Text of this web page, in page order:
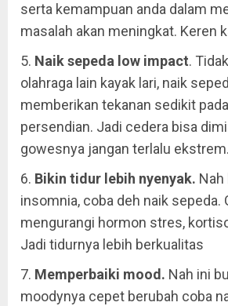
serta kemampuan anda dalam
masalah akan meningkat. Keren
5. Naik sepeda low impact.
olahraga lain kayak lari, naik
memberikan tekanan sedikit
persendian. Jadi cedera bisa
gowesnya jangan terlalu ekstrem.
6. Bikin tidur lebih nyenyak. Nah
insomnia, coba deh naik sepeda.
mengurangi hormon stres,
Jadi tidurnya lebih berkualitas
7. Memperbaiki mood. Nah ini
moodynya cepet berubah coba